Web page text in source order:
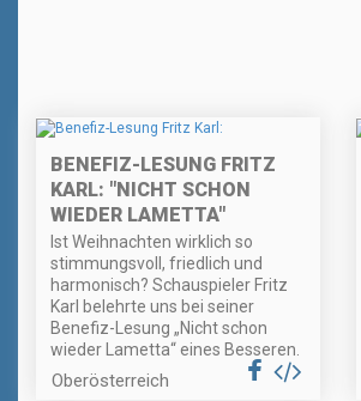
BENEFIZ-LESUNG FRITZ
KARL: "NICHT SCHON
WIEDER LAMETTA"
Ist Weihnachten wirklich so
stimmungsvoll, friedlich und
harmonisch? Schauspieler Fritz
Karl belehrte uns bei seiner
Benefiz-Lesung „Nicht schon
wieder Lametta“ eines Besseren.
Oberösterreich